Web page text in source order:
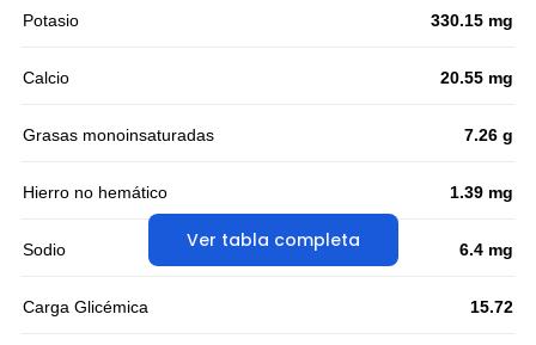
Ver tabla completa
Potasio 330.15 mg
Calcio 20.55 mg
Grasas monoinsaturadas 7.26 g
Hierro no hemático 1.39 mg
Sodio 6.4 mg
Carga Glicémica 15.72